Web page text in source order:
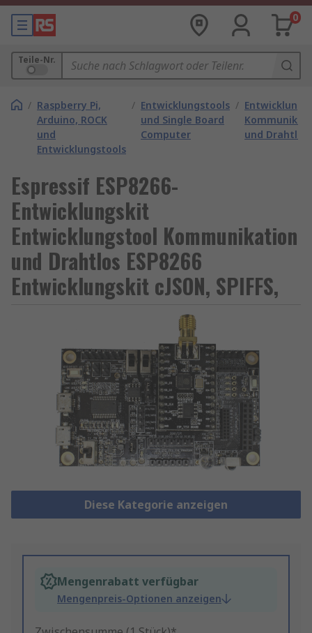
0
Teile-Nr.
/ Raspberry Pi,
Arduino, ROCK
und
Entwicklungstools
/ Entwicklungstools
und Single Board
Computer
/
und Drahtlos
Espressif ESP8266-
Entwicklungskit
Entwicklungstool Kommunikation
und Drahtlos ESP8266
Entwicklungskit cJSON, SPIFFS,
Diese Kategorie anzeigen
Mengenrabatt verfügbar
Mengenpreis-Optionen anzeigen